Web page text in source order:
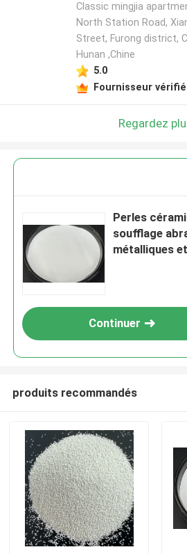
Classic mingjia
North Station Road,
Street, Furong district,
Hunan ,Chine
5.0
Fournisseur vérifié
Regardez
Perles
soufflage
métalliques
Continuer
produits recommandés